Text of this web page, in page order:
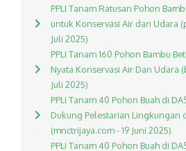
PPLI Tanam Ratusan Pohon
untuk Konservasi Air dan Udara
Juli 2025)
PPLI Tanam 160 Pohon Bambu
Nyata Konservasi Air Dan Udara
Juli 2025)
PPLI Tanam 40 Pohon Buah di
Dukung Pelestarian Lingkungan
(mnctrijaya.com - 19 Juni 2025)
PPLI Tanam 40 Pohon Buah di